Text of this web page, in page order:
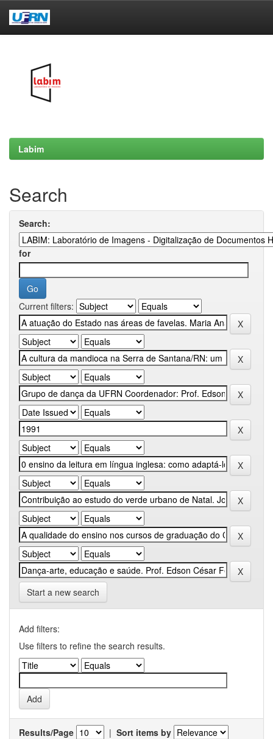
Labim
Search
Search:
for
Current filters:
Start a new search
Add filters:
Use filters to refine the search results.
Results/Page | Sort items by